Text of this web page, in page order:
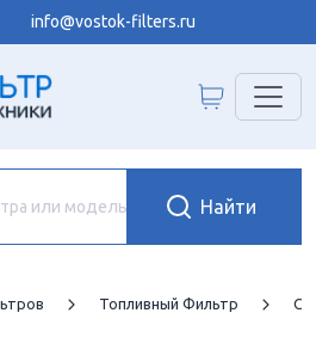
info@vostok-filters.ru
Топливный Фильтр